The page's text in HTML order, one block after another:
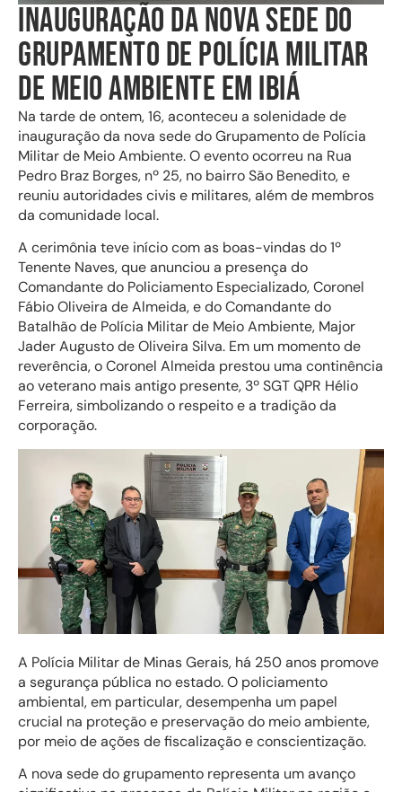
INAUGURAÇÃO DA NOVA SEDE DO
GRUPAMENTO DE POLÍCIA MILITAR
DE MEIO AMBIENTE EM IBIÁ
Na tarde de ontem, 16, aconteceu a solenidade de
inauguração da nova sede do Grupamento de Polícia
Militar de Meio Ambiente. O evento ocorreu na Rua
Pedro Braz Borges, nº 25, no bairro São Benedito, e
reuniu autoridades civis e militares, além de membros
da comunidade local.
A cerimônia teve início com as boas-vindas do 1º
Tenente Naves, que anunciou a presença do
Comandante do Policiamento Especializado, Coronel
Fábio Oliveira de Almeida, e do Comandante do
Batalhão de Polícia Militar de Meio Ambiente, Major
Jader Augusto de Oliveira Silva. Em um momento de
reverência, o Coronel Almeida prestou uma continência
ao veterano mais antigo presente, 3º SGT QPR Hélio
Ferreira, simbolizando o respeito e a tradição da
corporação.
A Polícia Militar de Minas Gerais, há 250 anos promove
a segurança pública no estado. O policiamento
ambiental, em particular, desempenha um papel
crucial na proteção e preservação do meio ambiente,
por meio de ações de fiscalização e conscientização.
A nova sede do grupamento representa um avanço